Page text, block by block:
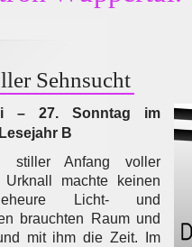
Sehnsucht
– 27. Sonntag im
B
Anfang voller
Urknall machte keinen
Licht- und
brauchten Raum und
mit ihm die Zeit. Im